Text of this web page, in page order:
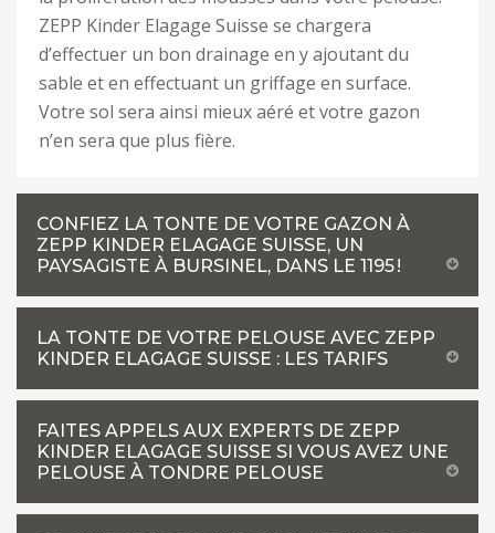
ZEPP Kinder Elagage Suisse se chargera
d’effectuer un bon drainage en y ajoutant du
sable et en effectuant un griffage en surface.
Votre sol sera ainsi mieux aéré et votre gazon
n’en sera que plus fière.
CONFIEZ LA TONTE DE VOTRE GAZON À
ZEPP KINDER ELAGAGE SUISSE, UN
PAYSAGISTE À BURSINEL, DANS LE 1195 !
LA TONTE DE VOTRE PELOUSE AVEC ZEPP
KINDER ELAGAGE SUISSE : LES TARIFS
FAITES APPELS AUX EXPERTS DE ZEPP
KINDER ELAGAGE SUISSE SI VOUS AVEZ UNE
PELOUSE À TONDRE PELOUSE